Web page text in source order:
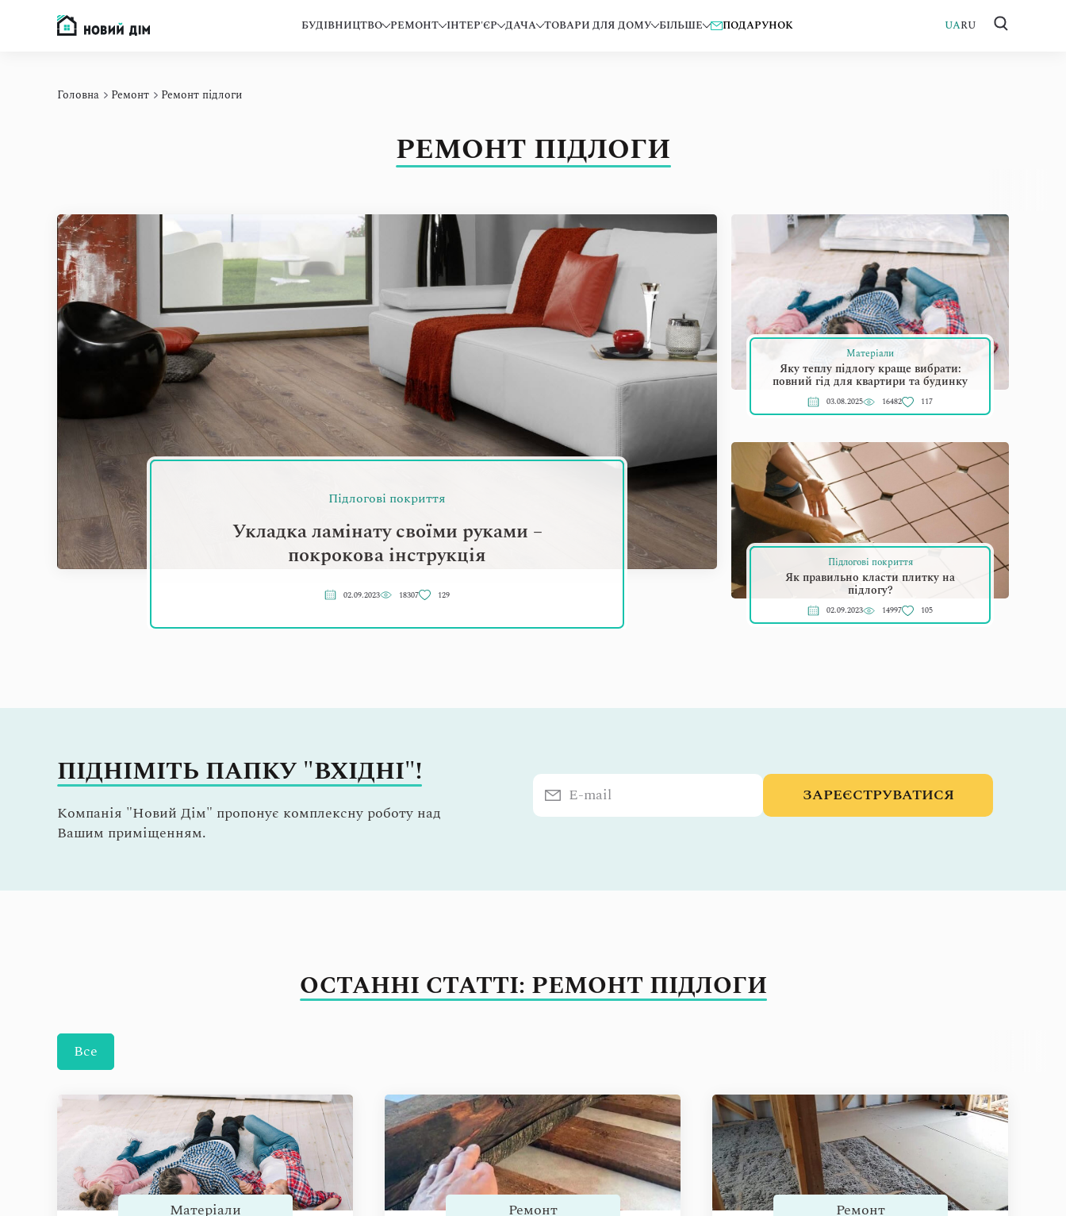
БУДІВНИЦТВО РЕМОНТ ІНТЕР'ЄР ДАЧА ТОВАРИ ДЛЯ ДОМУ БІЛЬШЕ ПОДАРУНОК UARU
Головна Ремонт Ремонт підлоги
РЕМОНТ ПІДЛОГИ
Підлогові покриття
Укладка ламінату своїми руками –
покрокова інструкція
02.09.2023 18307 129
Матеріали
Яку теплу підлогу краще вибрати:
повний гід для квартири та будинку
03.08.2025 16482 117
Підлогові покриття
Як правильно класти плитку на
підлогу?
02.09.2023 14997 105
ПІДНІМІТЬ ПАПКУ "ВХІДНІ"!
Компанія "Новий Дім" пропонує комплексну роботу над
Вашим приміщенням.
ЗАРЕЄСТРУВАТИСЯ
ОСТАННІ СТАТТІ: РЕМОНТ ПІДЛОГИ
Все
Матеріали
Ремонт
Ремонт